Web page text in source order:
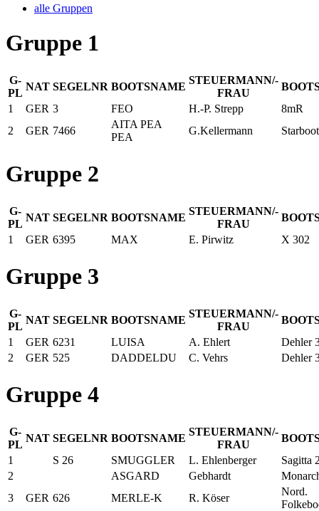
alle Gruppen
Gruppe 1
G-
PL
NAT SEGELNR BOOTSNAME
STEUERMANN/-
FRAU
1
GER 3 FEO H.-P. Strepp
8mR
2
GER 7466
AITA PEA
PEA
G.Kellermann Starboot
Gruppe 2
G-
PL
NAT SEGELNR BOOTSNAME
STEUERMANN/-
FRAU
1
GER 6395 MAX E. Pirwitz X 302
Gruppe 3
G-
PL
NAT SEGELNR BOOTSNAME
STEUERMANN/-
FRAU
1
GER 6231 LUISA A. Ehlert
Dehler
2
GER 525 DADDELDU C. Vehrs Dehler
Gruppe 4
G-
PL
NAT SEGELNR BOOTSNAME
STEUERMANN/-
FRAU
1
S 26 SMUGGLER L. Ehlenberger
Sagitta
2
ASGARD Gebhardt
3
GER 626 MERLE-K R. Köser
Nord.